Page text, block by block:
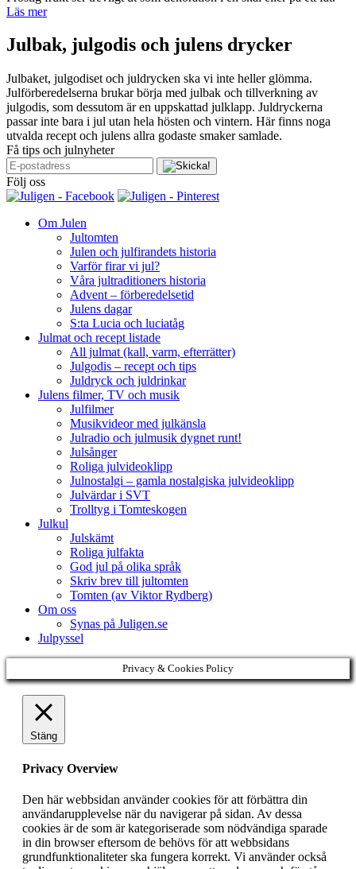
Läs mer
Julbak, julgodis och julens drycker
Julbaket, julgodiset och juldrycken ska vi inte heller glömma.
Julförberedelserna brukar börja med julbak och tillverkning av
julgodis, som dessutom är en uppskattad julklapp. Juldryckerna
passar inte bara i jul utan hela hösten och vintern. Här finns noga
utvalda recept och julens allra godaste smaker samlade.
Få tips och julnyheter
Följ oss
Om Julen
Jultomten
Julen och julfirandets historia
Varför firar vi jul?
Våra jultraditioners historia
Advent – förberedelsetid
Julens dagar
S:ta Lucia och luciatåg
Julmat och recept listade
All julmat (kall, varm, efterrätter)
Julgodis – recept och tips
Juldryck och juldrinkar
Julens filmer, TV och musik
Julfilmer
Musikvideor med julkänsla
Julradio och julmusik dygnet runt!
Julsånger
Roliga julvideoklipp
Julnostalgi – gamla nostalgiska julvideoklipp
Julvärdar i SVT
Trolltyg i Tomteskogen
Julkul
Julskämt
Roliga julfakta
God jul på olika språk
Skriv brev till jultomten
Tomten (av Viktor Rydberg)
Om oss
Synas på Juligen.se
Julpyssel
Privacy & Cookies Policy
Stäng
Privacy Overview
Den här webbsidan använder cookies för att förbättra din
användarupplevelse när du navigerar på sidan. Av dessa
cookies är de som är kategoriserade som nödvändiga sparade
in din browser eftersom de behövs för att webbsidans
grundfunktionaliteter ska fungera korrekt. Vi använder också